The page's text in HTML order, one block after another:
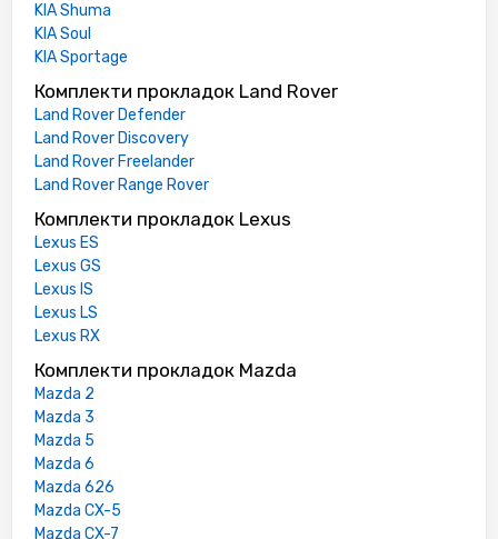
KIA Shuma
KIA Soul
KIA Sportage
Комплекти прокладок Land Rover
Land Rover Defender
Land Rover Discovery
Land Rover Freelander
Land Rover Range Rover
Комплекти прокладок Lexus
Lexus ES
Lexus GS
Lexus IS
Lexus LS
Lexus RX
Комплекти прокладок Mazda
Mazda 2
Mazda 3
Mazda 5
Mazda 6
Mazda 626
Mazda CX-5
Mazda CX-7